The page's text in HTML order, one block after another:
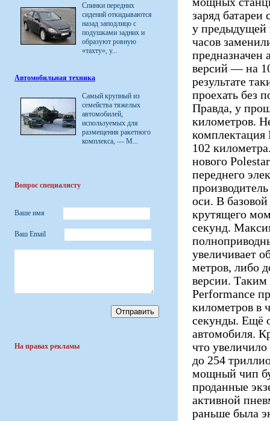
Спинки передних
сидений откидываются
назад заподлицо с
подушками задних и
образуют ровную
«тахту», у...
Автомобильная техника
Самый крупный из
семейства тяжелых
автомобилей,
используемых для
размещения ракетного
комплекса, — М...
Вопрос специалисту
Ваше имя
Ваш Email
На правах рекламы
заряд батареи
у предыдущей
часов
предназначен
версий — на
результате
проехать без
Правда, у
километров.
комплектация
102
нового
переднего
оси. В
крутящего
секунд.
увеличивает
метров, либо
версии. Таким
Performance
километров в
секунды. Ещё
автомобиля.
что
до 254
мощный чип
проданные
активной
раньше была